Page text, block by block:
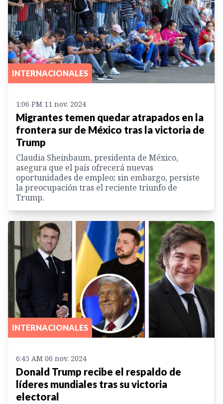
INTERNACIONALES
1:06 PM 11 nov. 2024
Migrantes temen quedar atrapados en la
frontera sur de México tras la victoria de
Trump
Claudia Sheinbaum, presidenta de México,
asegura que el país ofrecerá nuevas
oportunidades de empleo; sin embargo, persiste
la preocupación tras el reciente triunfo de
Trump.
INTERNACIONALES
6:45 AM 06 nov. 2024
Donald Trump recibe el respaldo de
líderes mundiales tras su victoria
electoral